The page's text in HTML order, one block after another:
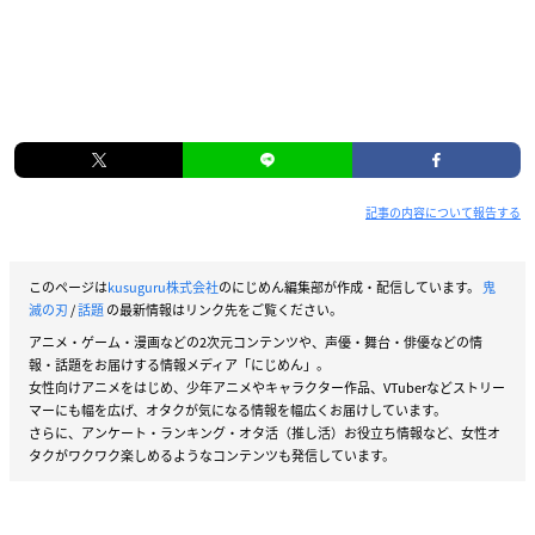
記事の内容について報告する
このページはkusuguru株式会社のにじめん編集部が作成・配信しています。 鬼
滅の刃/話題の最新情報はリンク先をご覧ください。
アニメ・ゲーム・漫画などの2次元コンテンツや、声優・舞台・俳優などの情
報・話題をお届けする情報メディア「にじめん」。
女性向けアニメをはじめ、少年アニメやキャラクター作品、VTuberなどストリー
マーにも幅を広げ、オタクが気になる情報を幅広くお届けしています。
さらに、アンケート・ランキング・オタ活（推し活）お役立ち情報など、女性オ
タクがワクワク楽しめるようなコンテンツも発信しています。